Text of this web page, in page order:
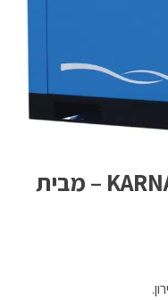
מדחס בורגי 15 כ"ס KARNAF – מבית